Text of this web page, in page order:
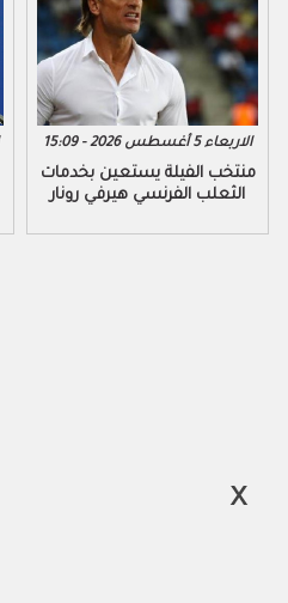
الاربعاء 5 أغسطس 2026 - 15:09
منتخب الفيلة يستعين بخدمات
الثعلب الفرنسي هيرفي رونار